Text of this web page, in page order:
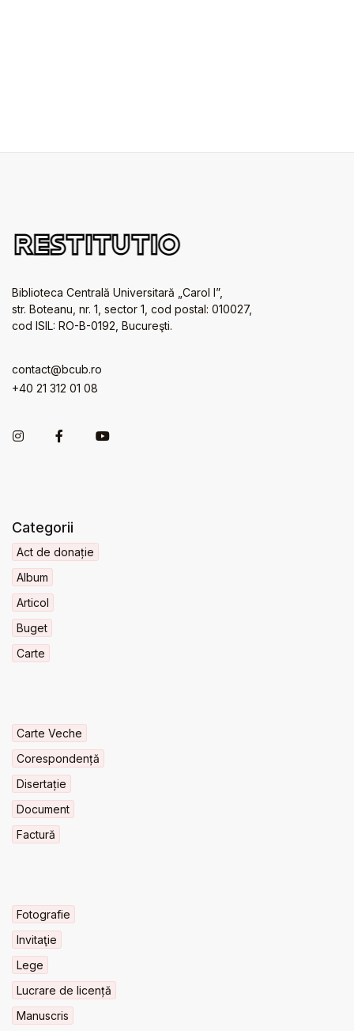
Biblioteca Centrală Universitară „Carol I”,
str. Boteanu, nr. 1, sector 1, cod postal: 010027,
cod ISIL: RO-B-0192, Bucureşti.
contact@bcub.ro
+40 21 312 01 08
Categorii
Act de donație
Album
Articol
Buget
Carte
Carte Veche
Corespondență
Disertație
Document
Factură
Fotografie
Invitaţie
Lege
Lucrare de licență
Manuscris